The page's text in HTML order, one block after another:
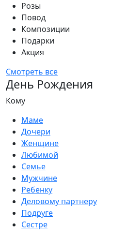
Розы
Повод
Композиции
Подарки
Акция
Смотреть все
День Рождения
Кому
Маме
Дочери
Женщине
Любимой
Семье
Мужчине
Ребенку
Деловому партнеру
Подруге
Сестре